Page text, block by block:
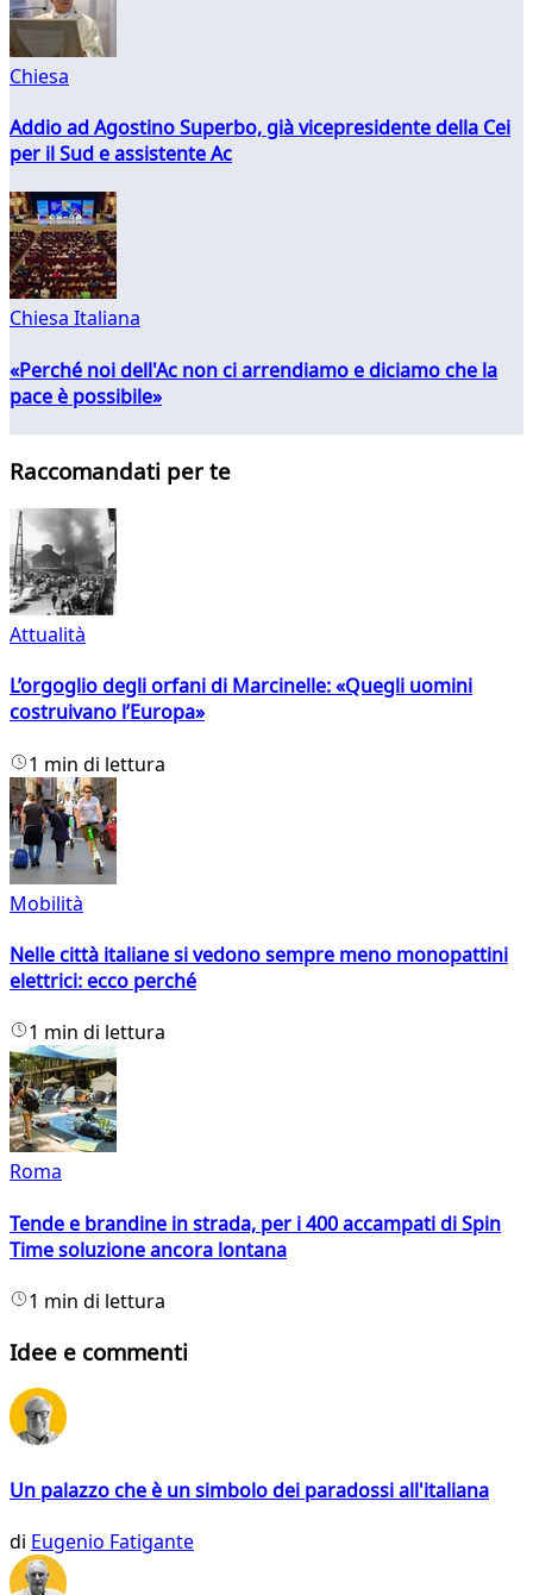
Chiesa
Addio ad Agostino Superbo, già vicepresidente della Cei
per il Sud e assistente Ac
Chiesa Italiana
«Perché noi dell'Ac non ci arrendiamo e diciamo che la
pace è possibile»
Raccomandati per te
Attualità
L’orgoglio degli orfani di Marcinelle: «Quegli uomini
costruivano l’Europa»
1 min di lettura
Mobilità
Nelle città italiane si vedono sempre meno monopattini
elettrici: ecco perché
1 min di lettura
Roma
Tende e brandine in strada, per i 400 accampati di Spin
Time soluzione ancora lontana
1 min di lettura
Idee e commenti
Un palazzo che è un simbolo dei paradossi all'italiana
di Eugenio Fatigante